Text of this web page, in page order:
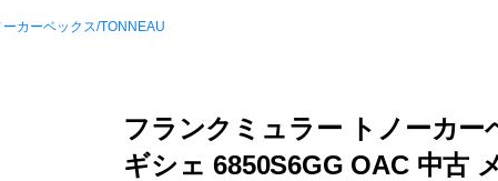
ーカーベックス/TONNEAU
フランクミュラー トノーカー
ギシェ 6850S6GG OAC 中古